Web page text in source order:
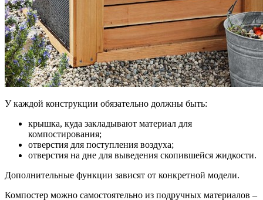
У каждой конструкции обязательно должны быть:
крышка, куда закладывают материал для
компостирования;
отверстия для поступления воздуха;
отверстия на дне для выведения скопившейся жидкости.
Дополнительные функции зависят от конкретной модели.
Компостер можно самостоятельно из подручных материалов –